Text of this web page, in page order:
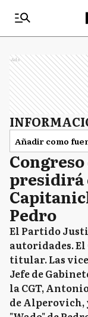
Ads
Añadir como
presidirá
Pedro
El Partido
autoridades. El
titular. Las
Jefe de
la CGT,
de Alperovich,